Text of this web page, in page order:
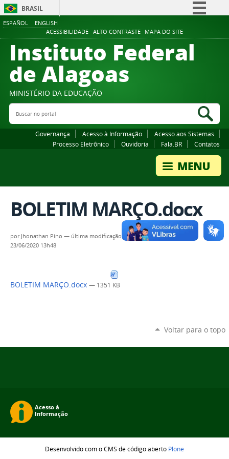
ESPAÑOL ENGLISH
ACESSIBILIDADE ALTO CONTRASTE MAPA DO SITE
BRASIL
Comunica BR
Participe
Canais
Instituto Federal
de Alagoas
MINISTÉRIO DA EDUCAÇÃO
Buscar no portal
Governança Acesso à Informação
Acesso aos Sistemas
Processo Eletrônico
Ouvidoria Fala.BR Contatos
BOLETIM MARÇO.docx
por Jhonathan Pino — última modificação
23/06/2020 13h48
BOLETIM MARÇO.docx — 1351 KB
Voltar para o topo
Desenvolvido com o CMS de código aberto Plone